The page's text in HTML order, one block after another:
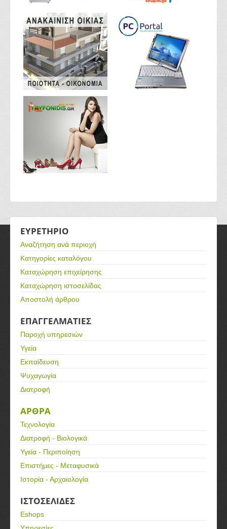
ΕΥΡΕΤΗΡΙΟ
Αναζήτηση ανά περιοχή
Κατηγορίες καταλόγου
Καταχώρηση επιχείρησης
Καταχώρηση ιστοσελίδας
Αποστολή άρθρου
ΕΠΑΓΓΕΛΜΑΤΙΕΣ
Παροχή υπηρεσιών
Υγεία
Εκπαίδευση
Ψυχαγωγία
Διατροφή
ΑΡΘΡΑ
Τεχνολογία
Διατροφή - Βιολογικά
Υγεία - Περιποίηση
Επιστήμες - Μεταφυσικά
Ιστορία - Αρχαιολογία
ΙΣΤΟΣΕΛΙΔΕΣ
Eshops